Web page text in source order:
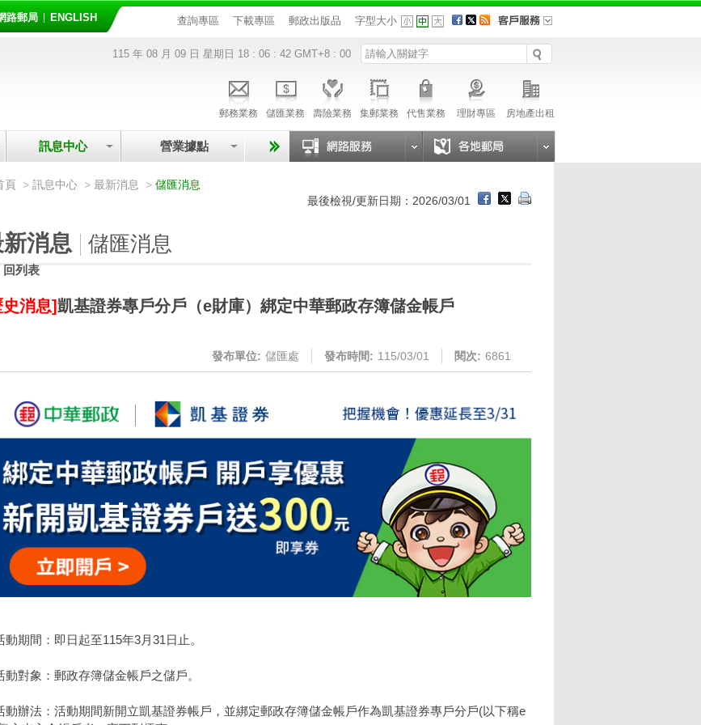
路郵局 ENGLISH 查詢專區 下載專區 郵政出版品 字型大小
115 年 08 月 09 日 星期日 18 : 06 : 43 GMT+8 : 00
郵務業務 儲匯業務 壽險業務 集郵業務 代售業務 理財專區 房地產出租
訊息中心
營業據點
頁 > 訊息中心 > 最新消息 > 儲匯消息
最後檢視/更新日期：2026/03/01
消息 儲匯消息
回列表
史消息]凱基證券專戶分戶（e財庫）綁定中華郵政存簿儲金帳戶
發布單位: 儲匯處 發布時間: 115/03/01 閱次: 6861
期間：即日起至115年3月31日止。
對象：郵政存簿儲金帳戶之儲戶。
辦法：活動期間新開立凱基證券帳戶，並綁定郵政存簿儲金帳戶作為凱基證券專戶分戶(以下稱e